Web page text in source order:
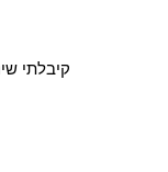
קיבלתי